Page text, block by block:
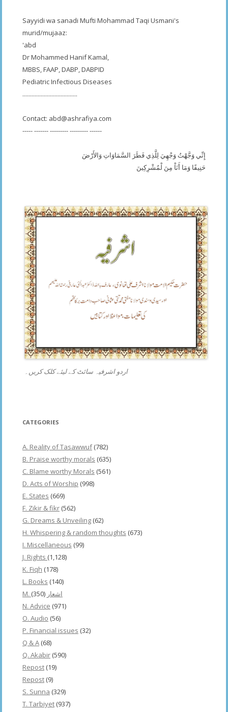
Sayyidi wa sanadi Mufti Mohammad Taqi Usmani's
murid/mujaaz:
'abd
Dr Mohammed Hanif Kamal,
MBBS, FAAP, DABP, DABPID
Pediatric Infectious Diseases
....................................
Contact: abd@ashrafiya.com
----- ------- --------- --------- ------
إِنِّي وَجَّهْتُ وَجْهِيَ لِلَّذِي فَطَرَ السَّمَاوَاتِ وَالأَرْضَ
حَنِيفًا وَمَا أَنَاْ مِنَ لْمُشْرِكِينَ
اردو اشرفیہ سائٹ کے لیئے کلک کریں۔
CATEGORIES
A. Reality of Tasawwuf(782)
B. Praise worthy morals (635)
C. Blame worthy Morals (561)
D. Acts of Worship (998)
E. States (669)
F. Zikir & fikr (562)
G. Dreams & Unveiling (62)
H. Whispering & random thoughts (673)
I. Miscellaneous (99)
J. Rights (1,128)
K. Fiqh (178)
L. Books (140)
M. اشعار (350)
N. Advice (971)
O. Audio (56)
P. Financial issues (32)
Q & A (68)
Q. Akabir (590)
Repost (19)
Repost (9)
S. Sunna (329)
T. Tarbiyet (937)